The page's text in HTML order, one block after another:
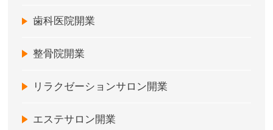
歯科医院開業
整骨院開業
リラクゼーションサロン開業
エステサロン開業